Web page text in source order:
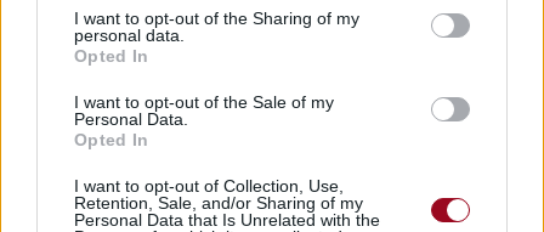
I want to opt-out of the Sharing of my
personal data.
Opted In
I want to opt-out of the Sale of my
Personal Data.
Opted In
I want to opt-out of Collection, Use,
Retention, Sale, and/or Sharing of my
Personal Data that Is Unrelated with the